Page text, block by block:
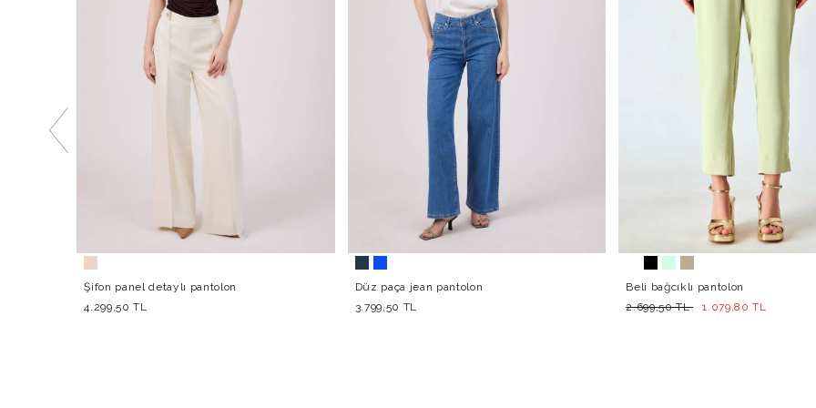
Şifon panel detaylı pantolon
4.299,50 TL
Düz paça jean pantolon
3.799,50 TL
Beli bağcıklı pantolon
2.699,50 TL
1.079,80 TL